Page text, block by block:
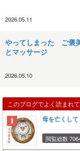
2026.05.11
やってしまった ご褒
とマッサージ
2026.05.10
このブログでよく読まれ
母を亡くし
閲覧総数